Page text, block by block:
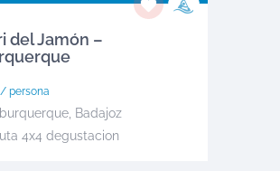
del Jamón –
/ persona
, Badajoz
4x4 degustacion